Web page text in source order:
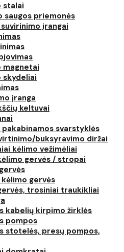
stalai
saugos priemonės
įrangai
magnetai
skydeliai
įranga
keltuvai
pakabinamos svarstyklės
buksyravimo diržai
kėlimo vežimėliai
gervės / stropai
gervės
trosiniai traukikliai
kabelių kirpimo žirklės
pompos
stotelės, presų pompos,